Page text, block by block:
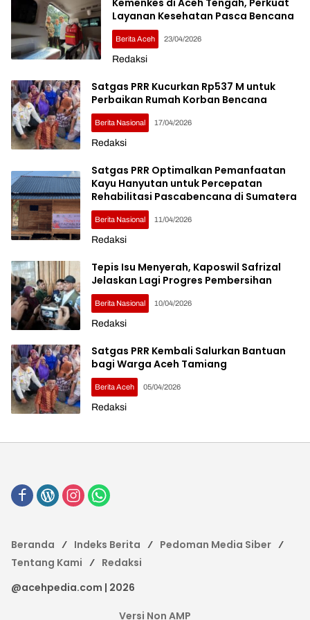
Layanan Kesehatan Pasca Bencana
Berita Aceh 23/04/2026
Redaksi
Satgas PRR Kucurkan Rp537 M untuk
Perbaikan Rumah Korban Bencana
Berita Nasional 17/04/2026
Redaksi
Satgas PRR Optimalkan Pemanfaatan
Kayu Hanyutan untuk Percepatan
Rehabilitasi Pascabencana di Sumatera
Berita Nasional 11/04/2026
Redaksi
Tepis Isu Menyerah, Kaposwil Safrizal
Jelaskan Lagi Progres Pembersihan
Berita Nasional 10/04/2026
Redaksi
Satgas PRR Kembali Salurkan Bantuan
bagi Warga Aceh Tamiang
Berita Aceh 05/04/2026
Redaksi
Beranda Indeks Berita
Pedoman Media Siber
Tentang Kami
Redaksi
@acehpedia.com | 2026
Versi Non AMP